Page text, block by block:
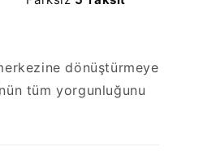
dönüştürmeye
tüm yorgunluğunu